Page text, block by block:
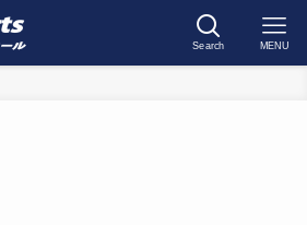
Search MENU